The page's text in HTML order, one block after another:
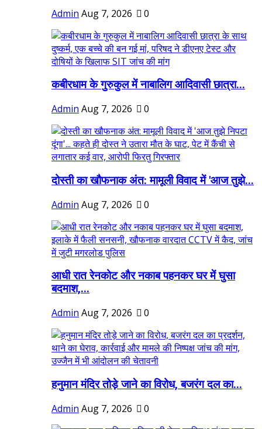
Admin Aug 7, 2026 0
कबीरधाम के गुरुकुल में नाबालिग आदिवासी छात्रा...
Admin Aug 7, 2026 0
दोस्ती का खौफनाक अंत: मामूली विवाद में 'आज तुझे...
Admin Aug 7, 2026 0
आधी रात रेनकोट और नकाब पहनकर घर में घुसा
बदमाश,...
Admin Aug 7, 2026 0
हनुमान मंदिर तोड़े जाने का विरोध, बजरंग दल का...
Admin Aug 7, 2026 0